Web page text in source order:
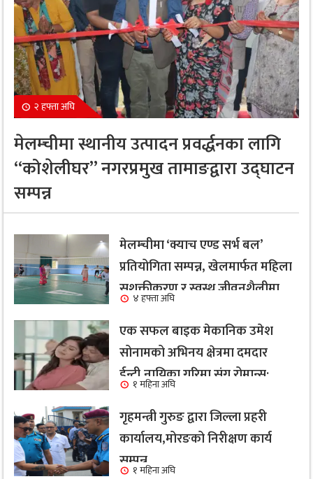
२ हफ्ता अघि
मेलम्चीमा स्थानीय उत्पादन प्रवर्द्धनका लागि
“कोशेलीघर” नगरप्रमुख तामाङद्वारा उद्घाटन
सम्पन्न
मेलम्चीमा ‘क्याच एण्ड सर्भ बल’
प्रतियोगिता सम्पन्न, खेलमार्फत महिला
सशक्तीकरण र स्वस्थ जीवनशैलीमा
जोड
४ हफ्ता अघि
एक सफल बाइक मेकानिक उमेश
सोनामको अभिनय क्षेत्रमा दमदार
ईन्ट्री,नायिका गरिमा संग रोमान्स:
हेर्नुहोस भिडियो ।
१ महिना अघि
गृहमन्त्री गुरुङ द्वारा जिल्ला प्रहरी
कार्यालय,मोरङको निरीक्षण कार्य
सम्पन्न१ महिना अघि